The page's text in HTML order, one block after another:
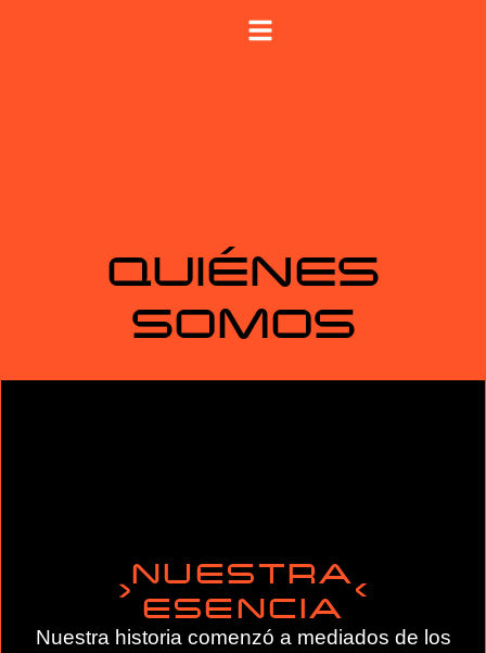
QUIÉNES
SOMOS
NUESTRA
ESENCIA
Nuestra historia comenzó a mediados de los